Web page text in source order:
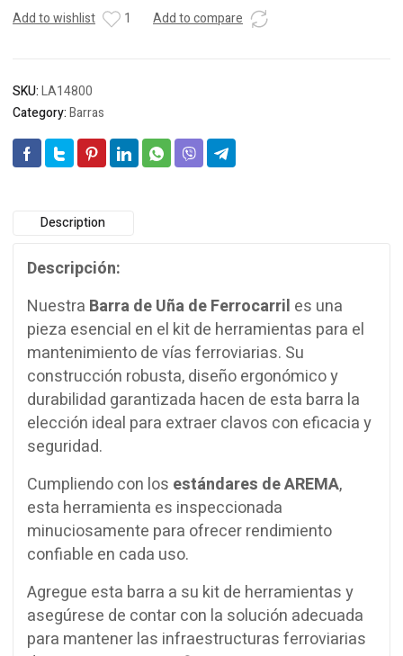
Add to wishlist 1 Add to compare
SKU:LA14800
Category:Barras
Description
Descripción:
Nuestra Barra de Uña de Ferrocarril es una
pieza esencial en el kit de herramientas para el
mantenimiento de vías ferroviarias. Su
construcción robusta, diseño ergonómico y
durabilidad garantizada hacen de esta barra la
elección ideal para extraer clavos con eficacia y
seguridad.
Cumpliendo con los estándares de AREMA,
esta herramienta es inspeccionada
minuciosamente para ofrecer rendimiento
confiable en cada uso.
Agregue esta barra a su kit de herramientas y
asegúrese de contar con la solución adecuada
para mantener las infraestructuras ferroviarias